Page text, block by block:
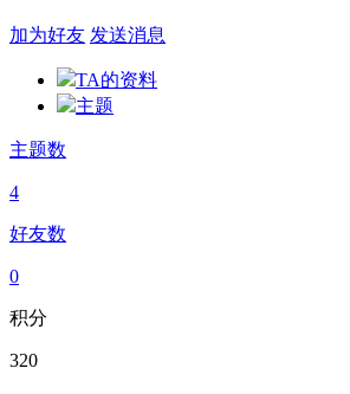
加为好友 发送消息
TA的资料
主题
主题数
4
好友数
0
积分
320